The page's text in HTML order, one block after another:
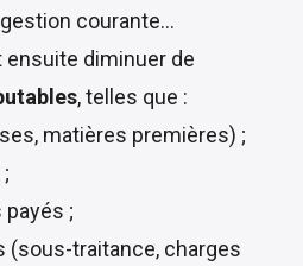
courante…
diminuer de
, telles que :
matières premières) ;
;
(sous-traitance, charges